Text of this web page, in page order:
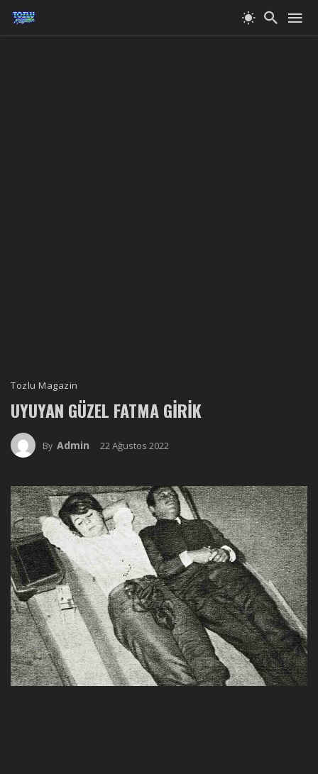
Tozlu Magazin
UYUYAN GÜZEL FATMA GIRIK
By Admin 22 Ağustos 2022